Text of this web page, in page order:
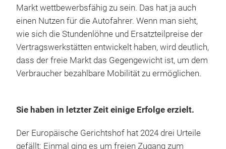
Markt wettbewerbsfähig zu sein. Das hat ja auch
einen Nutzen für die Autofahrer. Wenn man sieht,
wie sich die Stundenlöhne und Ersatzteilpreise der
Vertragswerkstätten entwickelt haben, wird deutlich,
dass der freie Markt das Gegengewicht ist, um dem
Verbraucher bezahlbare Mobilität zu ermöglichen.
Sie haben in letzter Zeit einige Erfolge erzielt.
Der Europäische Gerichtshof hat 2024 drei Urteile
gefällt: Einmal ging es um freien Zugang zum